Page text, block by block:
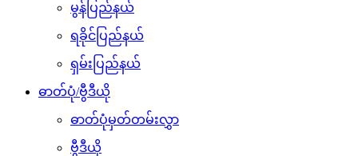
မွန်ပြည်နယ်
ရခိုင်ပြည်နယ်
ရှမ်းပြည်နယ်
ဓာတ်ပုံ/ဗွီဒီယို
ဓာတ်ပုံမှတ်တမ်းလွှာ
ဗွီဒီယို